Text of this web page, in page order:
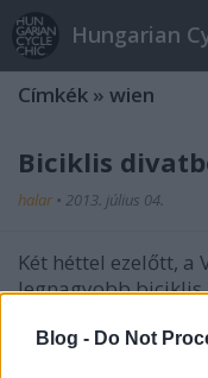
Blog - Do Not
Hungarian
Címkék » wien
Biciklis
halar • 2013. július 04.
Két héttel ezelőtt, a
legnagyobb biciklis
divatbemutatót